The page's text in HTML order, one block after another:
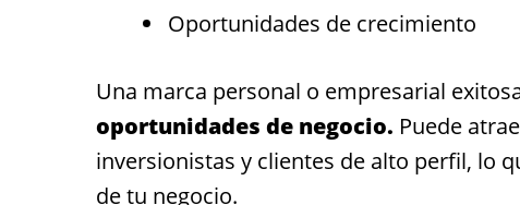
Oportunidades de crecimiento
Una marca personal o empresarial
oportunidades de negocio. Puede
inversionistas y clientes de alto perfil, lo
de tu negocio.